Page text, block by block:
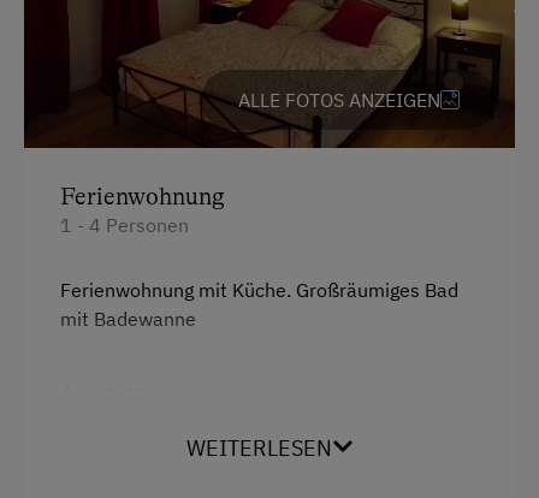
Spielzimmer
Ausstattung der Wohneinheit
Bettwäsche vorhanden
Ferienwohnung ebenerdig
Geschirrspüler
Gästeküche
ALLE FOTOS ANZEIGEN
Ferienwohnung
1 - 4 Personen
Ferienwohnung mit Küche. Großräumiges Bad
mit Badewanne
4 PlattenherdWEITERLESEN